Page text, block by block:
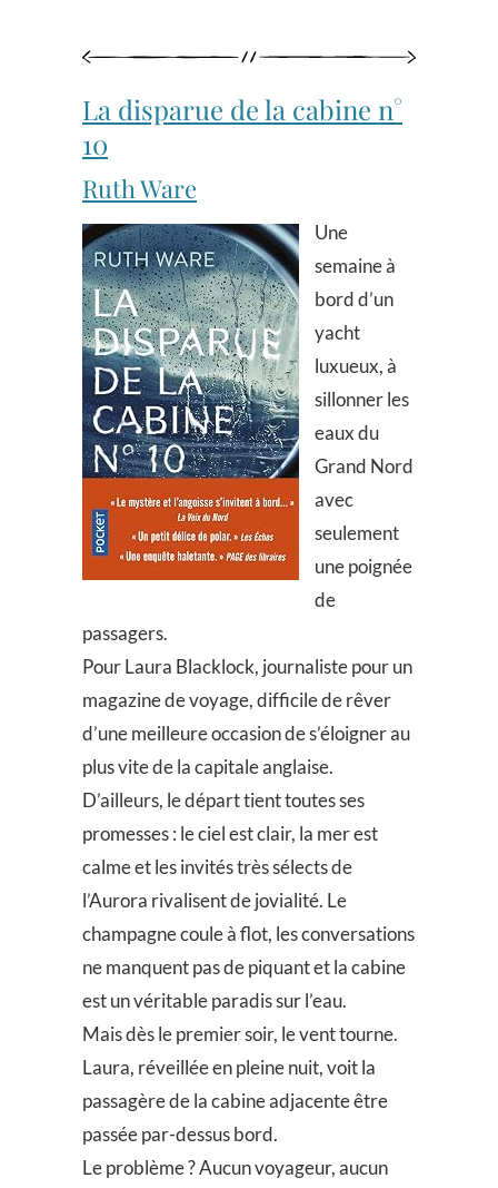
La disparue de la cabine n°
10
Ruth Ware
Une
semaine à
bord d’un
yacht
luxueux, à
sillonner les
eaux du
Grand Nord
avec
seulement
une poignée
de
passagers.
Pour Laura Blacklock, journaliste pour un
magazine de voyage, difficile de rêver
d’une meilleure occasion de s’éloigner au
plus vite de la capitale anglaise.
D’ailleurs, le départ tient toutes ses
promesses : le ciel est clair, la mer est
calme et les invités très sélects de
l’Aurora rivalisent de jovialité. Le
champagne coule à flot, les conversations
ne manquent pas de piquant et la cabine
est un véritable paradis sur l’eau.
Mais dès le premier soir, le vent tourne.
Laura, réveillée en pleine nuit, voit la
passagère de la cabine adjacente être
passée par-dessus bord.
Le problème ? Aucun voyageur, aucun